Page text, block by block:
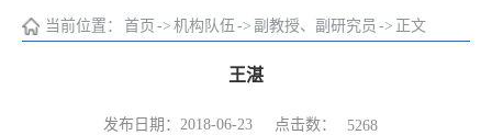
当前位置： 首页 -> 机构队伍 -> 副教授、副研究员 -> 正文
王湛
发布日期：2018-06-23 点击数： 5268